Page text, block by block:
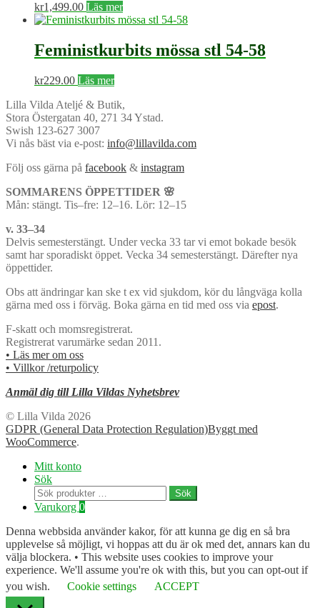
kr1,499.00 Läs mer
Feministkurbits mössa stl 54-58
kr229.00 Läs mer
Lilla Vilda Ateljé & Butik,
Stora Östergatan 40, 271 34 Ystad.
Swish 123-627 3007
Vi nås bäst via e-post: info@lillavilda.com
Följ oss gärna på facebook & instagram
SOMMARENS ÖPPETTIDER 🌸
Mån: stängt. Tis–fre: 12–16. Lör: 12–15
v. 33–34
Delvis semesterstängt. Under vecka 33 tar vi emot bokade besök
samt har sporadiskt öppet. Vecka 34 semesterstängt. Därefter nya
öppettider.
Obs att ändringar kan ske t ex vid sjukdom, kör du långväga kolla
gärna med oss i förväg. Boka gärna en tid med oss via epost.
F-skatt och momsregistrerat.
Registrerat varumärke sedan 2011.
• Läs mer om oss
• Villkor /returpolicy
Anmäl dig till Lilla Vildas Nyhetsbrev
© Lilla Vilda 2026
GDPR (General Data Protection Regulation)Byggt med
WooCommerce.
Mitt konto
Sök
Sök
efter:
Sök
Varukorg 0
Denna webbsida använder kakor, för att kunna ge dig en så bra
upplevelse så möjligt, vi hoppas att du är ok med det, annars kan du
välja blockera. • This website uses cookies to improve your
experience. We'll assume you're ok with this, but you can opt-out if
you wish.
Cookie settings ACCEPT